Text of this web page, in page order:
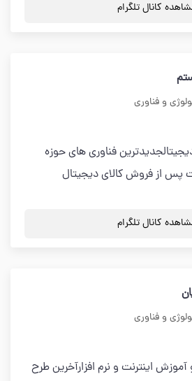
کانال تلگرام
و فناوری
فناوری های حوزه
پس از فروش کالای دیجیتال
کانال تلگرام
و فناوری
اینترنت و نرم افزارآخرین طرح